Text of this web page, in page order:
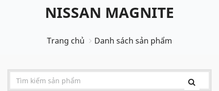
NISSAN MAGNITE
Trang chủ Danh sách sản phẩm